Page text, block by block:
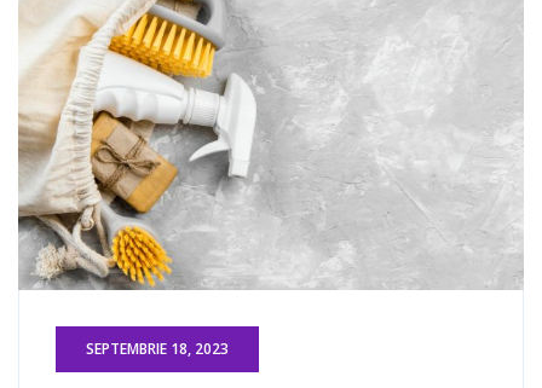
SEPTEMBRIE 18, 2023